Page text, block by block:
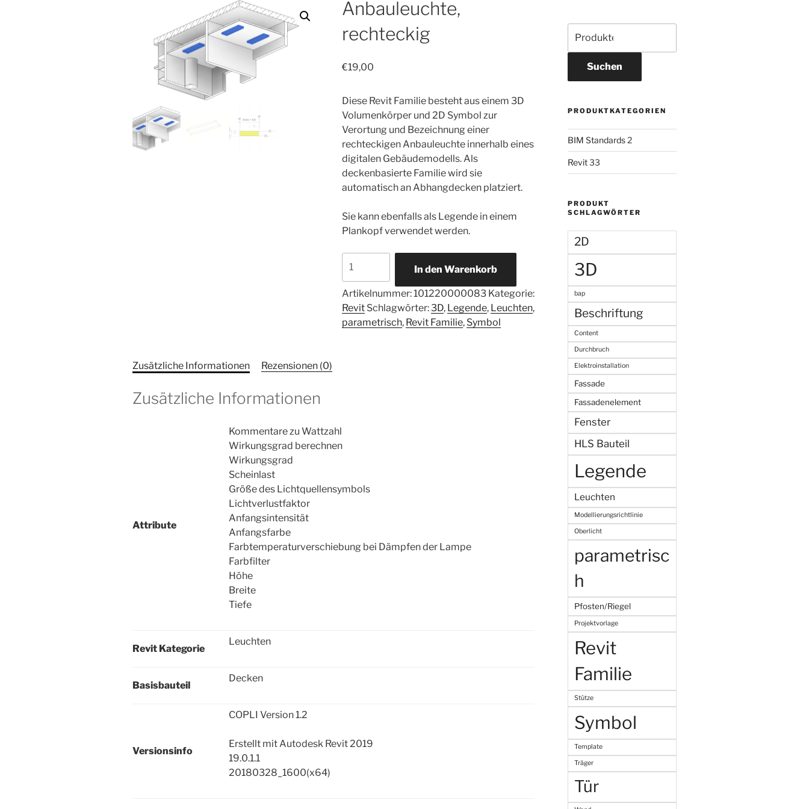
Anbauleuchte,
rechteckig
€19,00
Diese Revit Familie besteht aus einem 3D
Volumenkörper und 2D Symbol zur
Verortung und Bezeichnung einer
rechteckigen Anbauleuchte innerhalb eines
digitalen Gebäudemodells. Als
deckenbasierte Familie wird sie
automatisch an Abhangdecken platziert.
Sie kann ebenfalls als Legende in einem
Plankopf verwendet werden.
In den Warenkorb
Artikelnummer: 101220000083 Kategorie:
Revit Schlagwörter:3D, Legende, Leuchten,
parametrisch, Revit Familie, Symbol
Zusätzliche Informationen Rezensionen (0)
Zusätzliche Informationen
Attribute
Kommentare zu Wattzahl
Wirkungsgrad berechnen
Wirkungsgrad
Scheinlast
Größe des Lichtquellensymbols
Lichtverlustfaktor
Anfangsintensität
Anfangsfarbe
Farbtemperaturverschiebung bei Dämpfen der Lampe
Farbfilter
Höhe
Breite
Tiefe
Revit Kategorie
Leuchten
Basisbauteil
Decken
Versionsinfo
COPLI Version 1.2
Erstellt mit Autodesk Revit 2019
19.0.1.1
20180328_1600(x64)
Suchen
PRODUKTKATEGORIEN
BIM Standards2
Revit33
PRODUKT
SCHLAGWÖRTER
2D
3D
bap
Beschriftung
Content
Durchbruch
Elektroinstallation
Fassade
Fassadenelement
Fenster
HLS Bauteil
Legende
Leuchten
Modellierungsrichtlinie
Oberlicht
parametrisc
h
Pfosten/Riegel
Projektvorlage
Revit
Familie
Stütze
Symbol
Template
Träger
Tür